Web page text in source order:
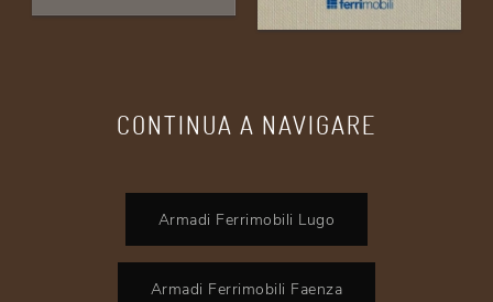
CONTINUA A NAVIGARE
Armadi Ferrimobili Lugo
Armadi Ferrimobili Faenza